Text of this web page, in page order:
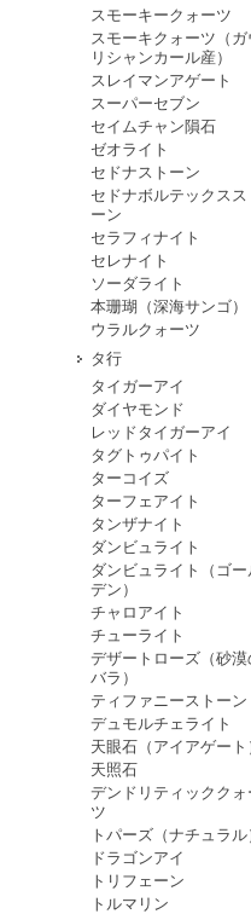
スモーキークォーツ
スモーキクォーツ（ガ
リシャンカール産）
スレイマンアゲート
スーパーセブン
セイムチャン隕石
ゼオライト
セドナストーン
セドナボルテックスス
ーン
セラフィナイト
セレナイト
ソーダライト
本珊瑚（深海サンゴ）
ウラルクォーツ
タ行
タイガーアイ
ダイヤモンド
レッドタイガーアイ
タグトゥパイト
ターコイズ
ターフェアイト
タンザナイト
ダンビュライト
ダンビュライト（ゴー
デン）
チャロアイト
チューライト
デザートローズ（砂漠
バラ）
ティファニーストーン
デュモルチェライト
天眼石（アイアゲート
天照石
デンドリティッククォ
ツ
トパーズ（ナチュラル
ドラゴンアイ
トリフェーン
トルマリン